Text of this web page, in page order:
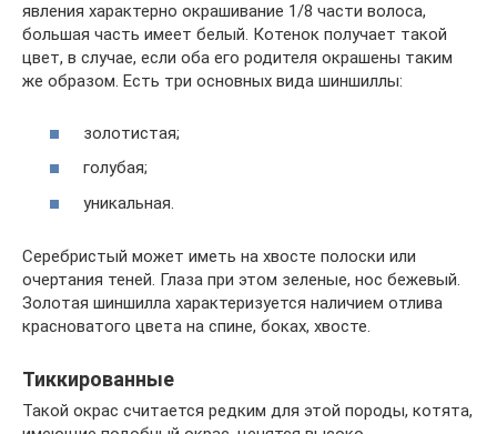
явления характерно окрашивание 1/8 части волоса,
большая часть имеет белый. Котенок получает такой
цвет, в случае, если оба его родителя окрашены таким
же образом. Есть три основных вида шиншиллы:
золотистая;
голубая;
уникальная.
Серебристый может иметь на хвосте полоски или
очертания теней. Глаза при этом зеленые, нос бежевый.
Золотая шиншилла характеризуется наличием отлива
красноватого цвета на спине, боках, хвосте.
Тиккированные
Такой окрас считается редким для этой породы, котята,